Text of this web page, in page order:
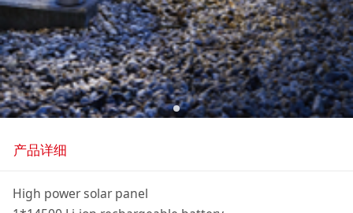
产品详细
High power solar panel